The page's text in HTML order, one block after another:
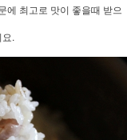
에 최고로 맛이 좋을때 받으
.